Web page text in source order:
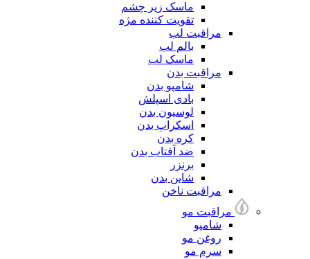
ماسک زیر چشم
تقویت کننده مژه
مراقبت لب
بالم لب
ماسک لب
مراقبت بدن
شامپو بدن
بادی اسپلش
لوسیون بدن
اسکراپ بدن
کره بدن
ضد آفتاب بدن
برنزر
شاین بدن
مراقبت ناخن
مراقبت مو
شامپو
روغن مو
سرم مو